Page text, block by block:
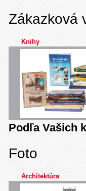
Zákazková
Knihy
Podľa Vašich
Foto
Architektúra